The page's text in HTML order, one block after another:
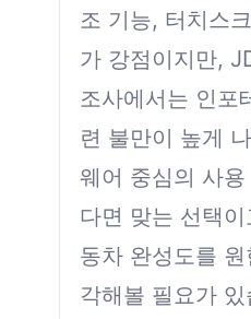
조 기능, 터치스
가 강점이지만,
조사에서는 인포
련 불만이 높게
웨어 중심의 사
다면 맞는 선택
동차 완성도를
각해볼 필요가 있